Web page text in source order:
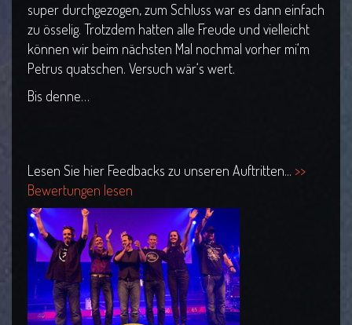
super durchgezogen, zum Schluss war es dann einfach
zu össelig. Trotzdem hatten alle Freude und vielleicht
können wir beim nächsten Mal nochmal vorher mi‘m
Petrus quatschen. Versuch wär‘s wert.
Bis denne…
Lesen Sie hier Feedbacks zu unseren Auftritten... >>
Bewertungen lesen